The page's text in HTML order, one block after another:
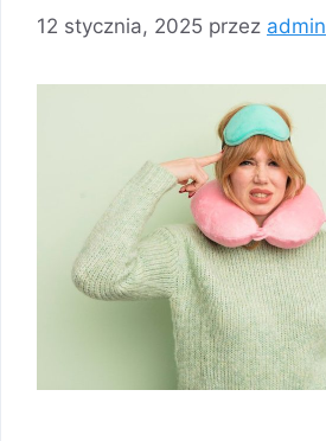
12 stycznia, 2025 przez admin